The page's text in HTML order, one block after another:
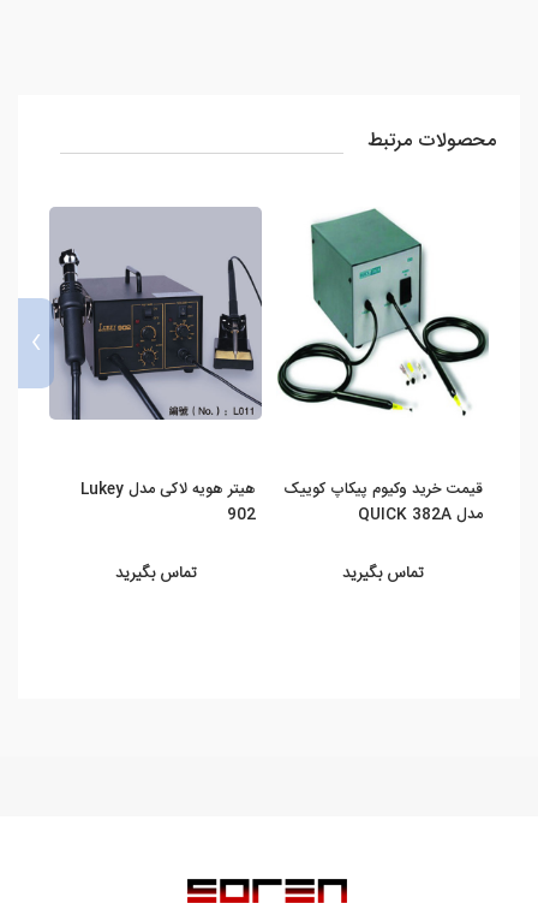
محصولات مرتبط
قیمت خرید وکیوم پیکاپ کوییک
مدل QUICK 382A
تماس بگیرید
هیتر هویه لاکی مدل Lukey
902
تماس بگیرید
›